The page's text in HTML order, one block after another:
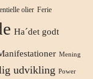
olier Ferie
Ha´det godt
Mening
udvikling Power